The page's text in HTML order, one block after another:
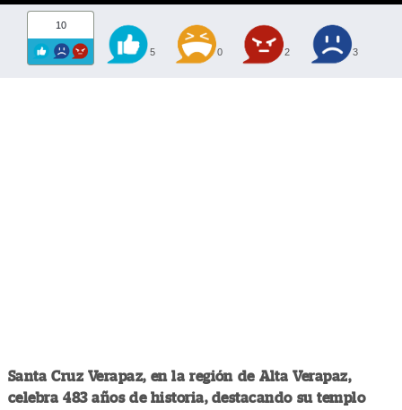
10
5 0 2 3
Santa Cruz Verapaz, en la región de Alta Verapaz,
celebra 483 años de historia, destacando su templo